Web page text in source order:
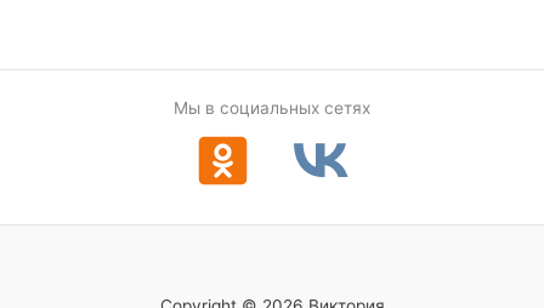
Мы в социальных сетях